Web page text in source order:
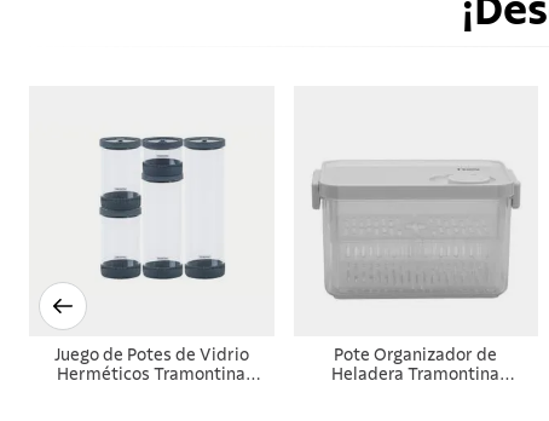
Juego de Potes de Vidrio
Herméticos Tramontina
Pote Organizador de
Heladera Tramontina